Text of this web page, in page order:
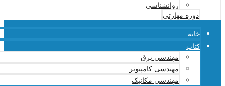
روانشناسی
دوره مهارتی
خانه
کتاب
مهندسی برق
مهندسی کامپیوتر
مهندسی مکانیک